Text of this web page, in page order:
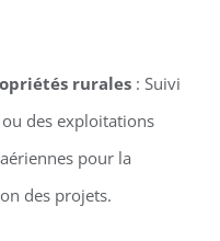
rurales: Suivi
des exploitations
pour la
des projets.